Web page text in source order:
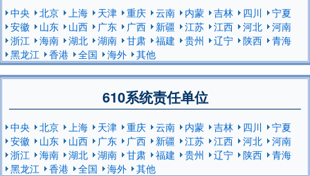
中央 北京 上海 天津 重庆 云南 内蒙 吉林 四川
宁夏
安徽
山东 山西 广东 广西 新疆 江苏 江西 河北
河南
浙江
海南 湖北 湖南 甘肃 福建 贵州 辽宁 陕西
青海
黑龙江
香港 全国 海外 其他
610系统责任单位
中央 北京 上海 天津 重庆 云南 内蒙 吉林 四川
宁夏
安徽
山东 山西 广东 广西 新疆 江苏 江西 河北
河南
浙江
海南 湖北 湖南 甘肃 福建 贵州 辽宁 陕西
青海
黑龙江
香港 全国 海外 其他